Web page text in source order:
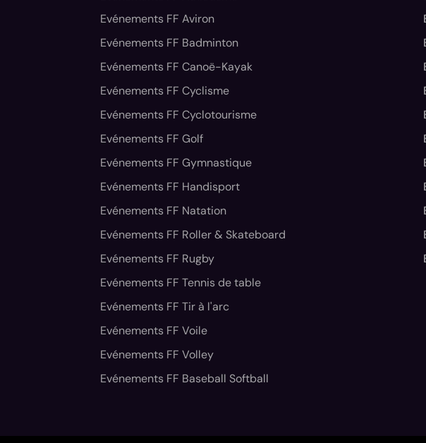
Evénements FF Aviron
Evénements FF Badminton
Evénements FF Canoë-Kayak
Evénements FF Cyclisme
Evénements FF Cyclotourisme
Evénements FF Golf
Evénements FF Gymnastique
Evénements FF Handisport
Evénements FF Natation
Evénements FF Roller & Skateboard
Evénements FF Rugby
Evénements FF Tennis de table
Evénements FF Tir à l'arc
Evénements FF Voile
Evénements FF Volley
Evénements FF Baseball Softball